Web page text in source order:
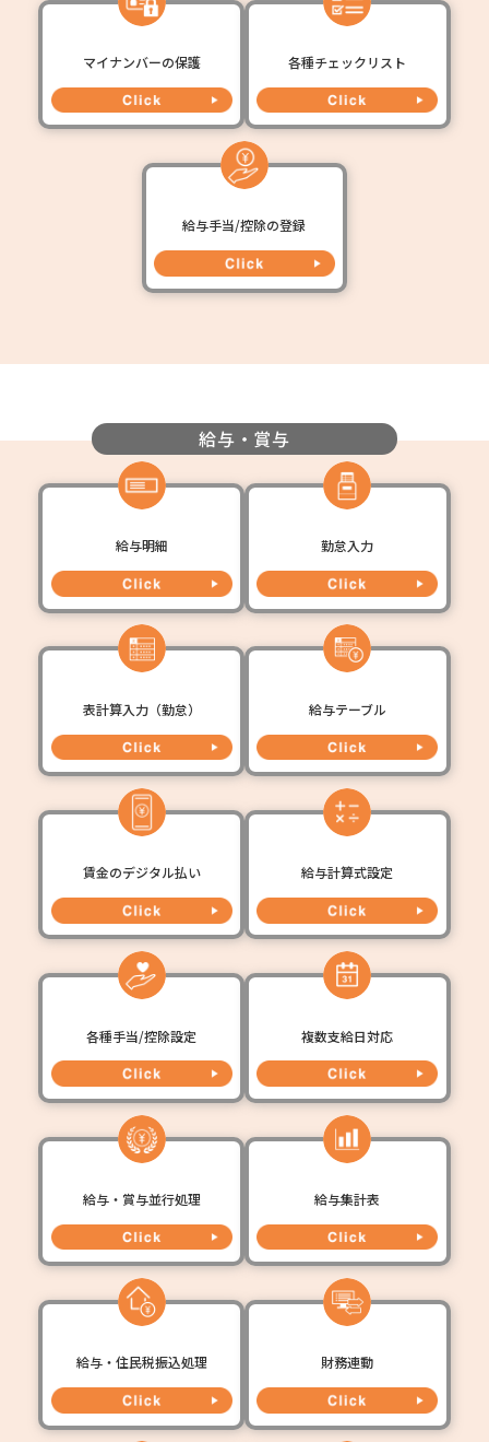
マイナンバーの保護 各種チェックリスト
給与手当/控除の登録
給与・賞与
給与明細 勤怠入力
表計算入力（勤怠） 給与テーブル
賃金のデジタル払い 給与計算式設定
各種手当/控除設定 複数支給日対応
給与・賞与並行処理 給与集計表
給与・住民税振込処理 財務連動